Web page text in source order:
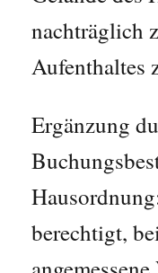
nachträglich
Aufenthaltes
Ergänzung
berechtigt,